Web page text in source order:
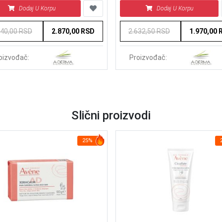
Dodaj U Korpu
RSD 2.870,00 RSD
Dodaj U Korpu
2.632,50 RSD 1.970,00
Proizvođač:
Slični proizvodi
25%